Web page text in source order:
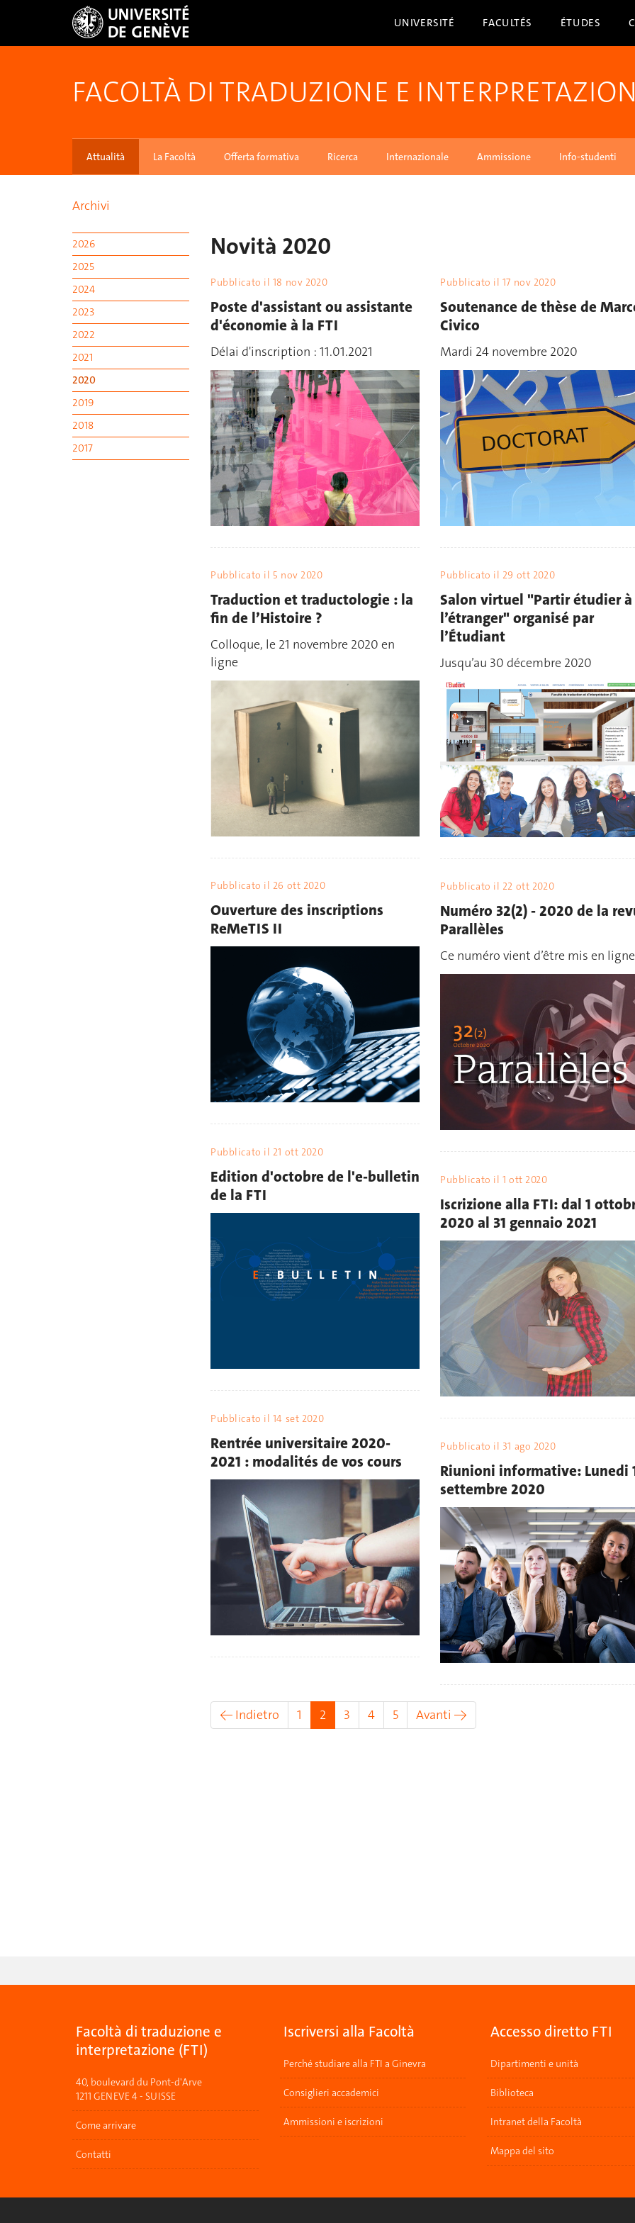
UNIVERSITÉ FACULTÉS ÉTUDES
FACOLTÀ DI TRADUZIONE E
Attualità La Facoltà Offerta formativa Ricerca Internazionale Ammissione Info-studenti
Archivi
2026
2025
2024
2023
2022
2021
2020
2019
2018
2017
Novità 2020
Pubblicato il 18 nov 2020
Poste d'assistant ou assistante
d'économie à la FTI
Délai d'inscription : 11.01.2021
Pubblicato il 17 nov 2020
Soutenance de thèse de
Civico
Mardi 24 novembre 2020
Pubblicato il 5 nov 2020
Traduction et traductologie : la
fin de l’Histoire ?
Colloque, le 21 novembre 2020 en
ligne
Pubblicato il 29 ott 2020
Salon virtuel "Partir étudier à
l’étranger" organisé par
l’Étudiant
Jusqu’au 30 décembre 2020
Pubblicato il 26 ott 2020
Ouverture des inscriptions
ReMeTIS II
Pubblicato il 22 ott 2020
Numéro 32(2) - 2020 de la
Parallèles
Ce numéro vient d’être mis en
Pubblicato il 21 ott 2020
Edition d'octobre de l'e-bulletin
de la FTI
Pubblicato il 1 ott 2020
Iscrizione alla FTI: dal 1
2020 al 31 gennaio 2021
Pubblicato il 14 set 2020
Rentrée universitaire 2020-
2021 : modalités de vos cours
Pubblicato il 31 ago 2020
Riunioni informative: Lunedi
settembre 2020
← Indietro 1 2 (attuale)
3 4 5 Avanti →
Facoltà di traduzione e
interpretazione (FTI)
40, boulevard du Pont-d'Arve
1211 GENEVE 4 - SUISSE
Come arrivare
Contatti
Iscriversi alla Facoltà
Perché studiare alla FTI a Ginevra
Consiglieri accademici
Ammissioni e iscrizioni
Accesso diretto FTI
Dipartimenti e unità
Biblioteca
Intranet della Facoltà
Mappa del sito